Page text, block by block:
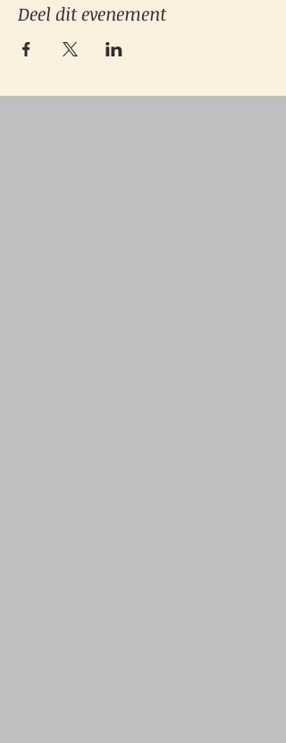
Deel dit evenement